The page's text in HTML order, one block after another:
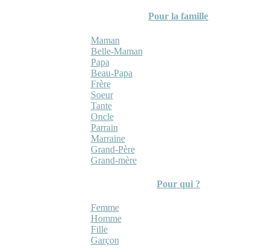
Pour la famille
Maman
Belle-Maman
Papa
Beau-Papa
Frère
Soeur
Tante
Oncle
Parrain
Marraine
Grand-Père
Grand-mère
Pour qui ?
Femme
Homme
Fille
Garçon